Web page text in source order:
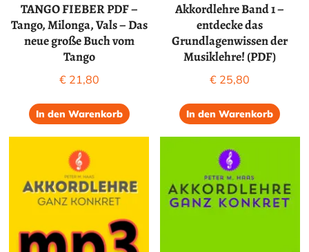
TANGO FIEBER PDF –
Tango, Milonga, Vals – Das
neue große Buch vom
Tango
€21,80
In den Warenkorb
Akkordlehre Band 1 –
entdecke das
Grundlagenwissen der
Musiklehre! (PDF)
€ 25,80
In den Warenkorb